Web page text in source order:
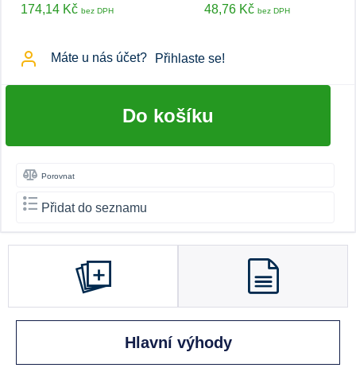
174,14 Kč bez DPH 48,76 Kč bez DPH
Máte u nás účet? Přihlaste se!
Do košíku
Porovnat
Přidat do seznamu
Hlavní výhody